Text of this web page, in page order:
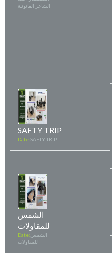
الشاعر القانونية
SAFTY TRIP
Date:SAFTY TRIP
الشمس
للمقاولات
Date:الشمس
للمقاولات